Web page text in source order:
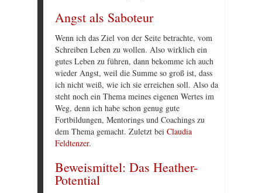
Angst als Saboteur
Wenn ich das Ziel von der Seite betrachte, vom
Schreiben Leben zu wollen. Also wirklich ein
gutes Leben zu führen, dann bekomme ich auch
wieder Angst, weil die Summe so groß ist, dass
ich nicht weiß, wie ich sie erreichen soll. Also da
steht noch ein Thema meines eigenen Wertes im
Weg, denn ich habe schon genug gute
Fortbildungen, Mentorings und Coachings zu
dem Thema gemacht. Zuletzt bei Claudia
Feldtenzer.
Beweismittel: Das Heather-
Potential